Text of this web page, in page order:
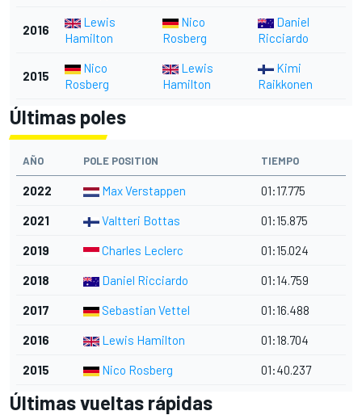
2016
Lewis
Hamilton
Nico
Rosberg
Daniel
Ricciardo
2015
Nico
Rosberg
Lewis
Hamilton
Kimi
Raikkonen
Últimas poles
AÑO POLE POSITION TIEMPO
2022 Max Verstappen 01:17.775
2021 Valtteri Bottas 01:15.875
2019 Charles Leclerc 01:15.024
2018 Daniel Ricciardo 01:14.759
2017 Sebastian Vettel 01:16.488
2016 Lewis Hamilton 01:18.704
2015 Nico Rosberg 01:40.237
Últimas vueltas rápidas